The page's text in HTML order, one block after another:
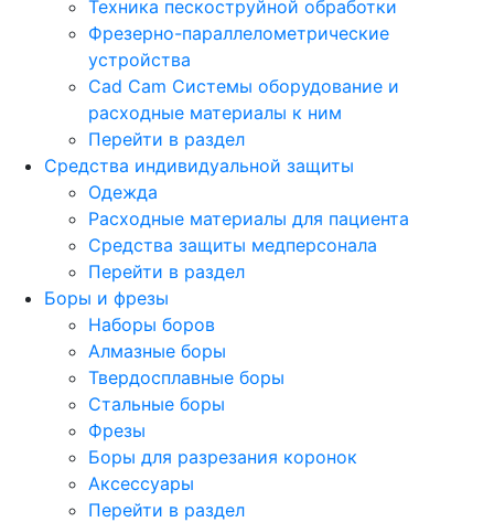
Техника пескоструйной обработки
Фрезерно-параллелометрические
устройства
Cad Cam Системы оборудование и
расходные материалы к ним
Перейти в раздел
Средства индивидуальной защиты
Одежда
Расходные материалы для пациента
Средства защиты медперсонала
Перейти в раздел
Боры и фрезы
Наборы боров
Алмазные боры
Твердосплавные боры
Стальные боры
Фрезы
Боры для разрезания коронок
Аксессуары
Перейти в раздел